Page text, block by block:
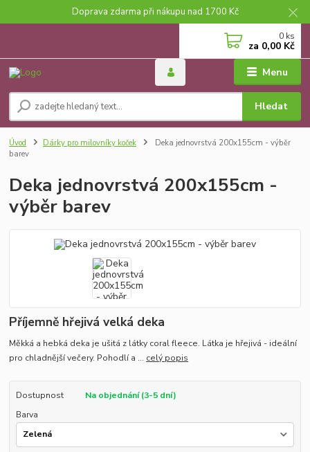
Doprava zdarma při nákupu nad 1700 Kč
Menu
Hledat
0 ks
za 0,00 Kč
Úvod Dárky pro milovníky koček
Deka jednovrstvá 200x155cm - výběr
barev
Deka jednovrstvá 200x155cm -
výběr barev
Příjemně hřejivá velká deka
Měkká a hebká deka je ušitá z látky coral fleece. Látka je hřejivá - ideální
pro chladnější večery. Pohodlí a ... celý popis
Dostupnost
Na objednání (3-5 dní)
Barva